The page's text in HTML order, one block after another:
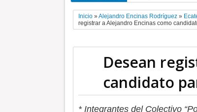
Inicio»Alejandro Encinas Rodríguez»
registrar a Alejandro Encinas como
Desean
candidato
* Integrantes del Colectivo